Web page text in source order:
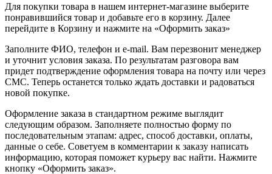
Для покупки товара в нашем интернет-магазине выберите
понравившийся товар и добавьте его в корзину. Далее
перейдите в Корзину и нажмите на «Оформить заказ»
Заполните ФИО, телефон и e-mail. Вам перезвонит менеджер
и уточнит условия заказа. По результатам разговора вам
придет подтверждение оформления товара на почту или через
СМС. Теперь останется только ждать доставки и радоваться
новой покупке.
Оформление заказа в стандартном режиме выглядит
следующим образом. Заполняете полностью форму по
последовательным этапам: адрес, способ доставки, оплаты,
данные о себе. Советуем в комментарии к заказу написать
информацию, которая поможет курьеру вас найти. Нажмите
кнопку «Оформить заказ».